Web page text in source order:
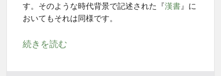
す。そのような時代背景で記述された『漢書』に
おいてもそれは同様です。
続きを読む